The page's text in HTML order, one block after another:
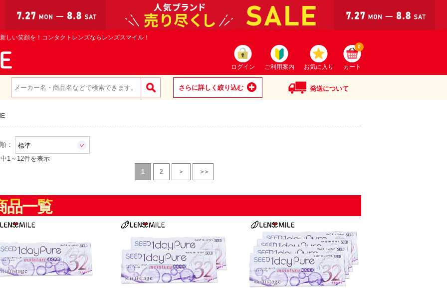
しい笑顔を！コンタクトレンズならレンズスマイル！
ログイン ご利用案内 お気に入り カート
0
さらに詳しく絞り込む 発送について
：
1～ 12件を表示
1 2 ＞ ＞＞
品一覧